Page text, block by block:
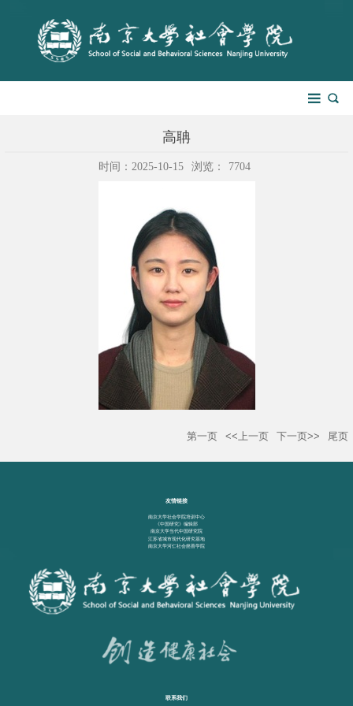
高聃
时间：2025-10-15 浏览： 7704
第一页 <<上一页 下一页>> 尾页
友情链接
南京大学社会学院培训中心
《中国研究》编辑部
南京大学当代中国研究院
江苏省城市现代化研究基地
南京大学河仁社会慈善学院
联系我们